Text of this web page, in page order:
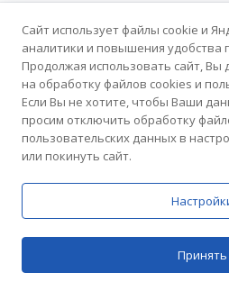
Цены
Домашний Доктор
Медицинский центр
Домашний Доктор
Сайт использует файлы cookie и
аналитики и повышения удобства
Продолжая использовать сайт, Вы
на обработку файлов cookies и
Если Вы не хотите, чтобы Ваши
просим отключить обработку
пользовательских данных в
или покинуть сайт.
Принять